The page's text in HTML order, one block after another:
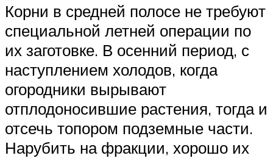
Корни в средней полосе не требуют
специальной летней операции по
их заготовке. В осенний период, с
наступлением холодов, когда
огородники вырывают
отплодоносившие растения, тогда и
отсечь топором подземные части.
Нарубить на фракции, хорошо их